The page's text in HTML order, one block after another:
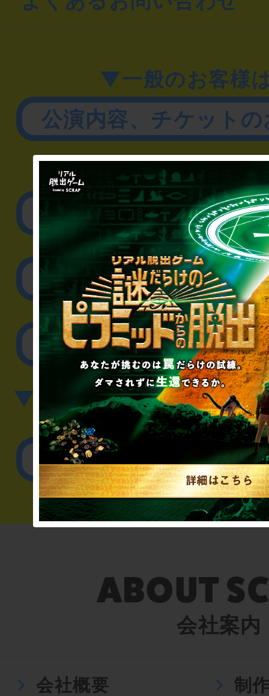
▼一般のお客様
公演内容、チケット
▼企業／法人の
リアル脱出ゲーム制作
取材に関するお
その他のご相談／
▼英語、中国語でのお問
English／
会社案内
会社概要 制